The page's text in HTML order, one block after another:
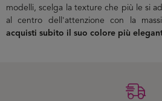
modelli, scelga la texture che più le si
al centro dell'attenzione con la
acquisti subito il suo colore più